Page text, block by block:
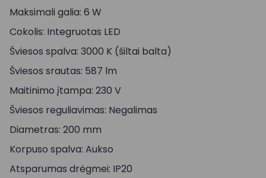
Maksimali galia: 6 W
Cokolis: Integruotas LED
Šviesos spalva: 3000 K (šiltai balta)
Šviesos srautas: 587 lm
Maitinimo įtampa: 230 V
Šviesos reguliavimas: Negalimas
Diametras: 200 mm
Korpuso spalva: Aukso
Atsparumas drėgmei: IP20